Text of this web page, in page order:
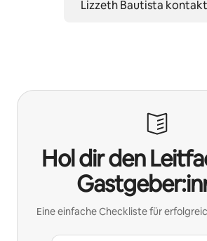
Lizzeth Bautista
Hol dir den
Eine einfache Checkliste für